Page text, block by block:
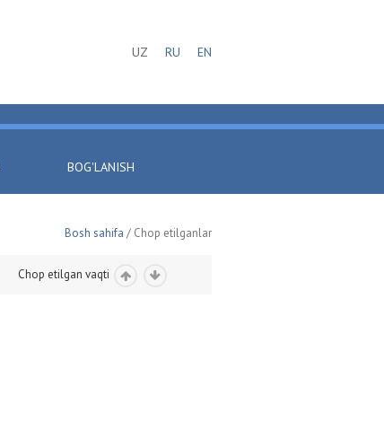
UZ RU EN
BOG'LANISH
Bosh sahifa / Chop etilganlar
Chop etilgan vaqti